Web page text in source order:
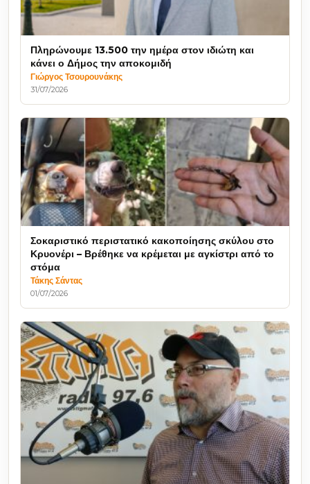
Πληρώνουμε 13.500 την ημέρα στον ιδιώτη και
κάνει ο Δήμος την αποκομιδή
Γιώργος Τσουρουνάκης
31/07/2026
Σοκαριστικό περιστατικό κακοποίησης σκύλου στο
Κρυονέρι – Βρέθηκε να κρέμεται με αγκίστρι από το
στόμα
Τάκης Σάντας
01/07/2026